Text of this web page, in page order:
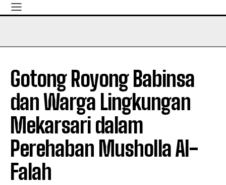
Gotong Royong Babinsa
dan Warga Lingkungan
Mekarsari dalam
Perehaban Musholla Al-
Falah